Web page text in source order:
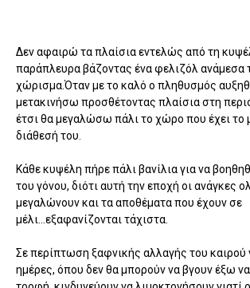
Δεν αφαιρώ τα πλαίσια εντελώς από τη
παράπλευρα βάζοντας ένα φελιζόλ ανάμεσα
χώρισμα.Όταν με το καλό ο πληθυσμός
μετακινήσω προσθέτοντας πλαίσια στη
έτσι θα μεγαλώσω πάλι το χώρο που έχει το
διάθεσή του.
Κάθε κυψέλη πήρε πάλι βανίλια για να
του γόνου, διότι αυτή την εποχή οι ανάγκες
μεγαλώνουν και τα αποθέματα που έχουν σε
μέλι...εξαφανίζονται τάχιστα.
Σε περίπτωση ξαφνικής αλλαγής του καιρού
ημέρες, όπου δεν θα μπορούν να βγουν έξω